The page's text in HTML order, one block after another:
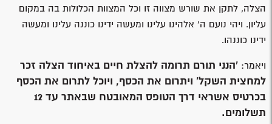
הצלה, לתקן את שורש מצווה זו וכל המצוות הכלולות בה במקום
עליון. ויהי נועם ה’ אלהינו עלינו ומעשה ידינו כוננה עלינו ומעשה
ידינו כוננהו.
ויאמר: 'הנני תורם תרומה להצלת חיים באיחוד הצלה זכר
למחצית השקל' ויתרום את הכסף, ויוכל לתרום את הכסף
בכרטיס אשראי דרך הטופס המאובטח שבאתר עד 12
תשלומים.